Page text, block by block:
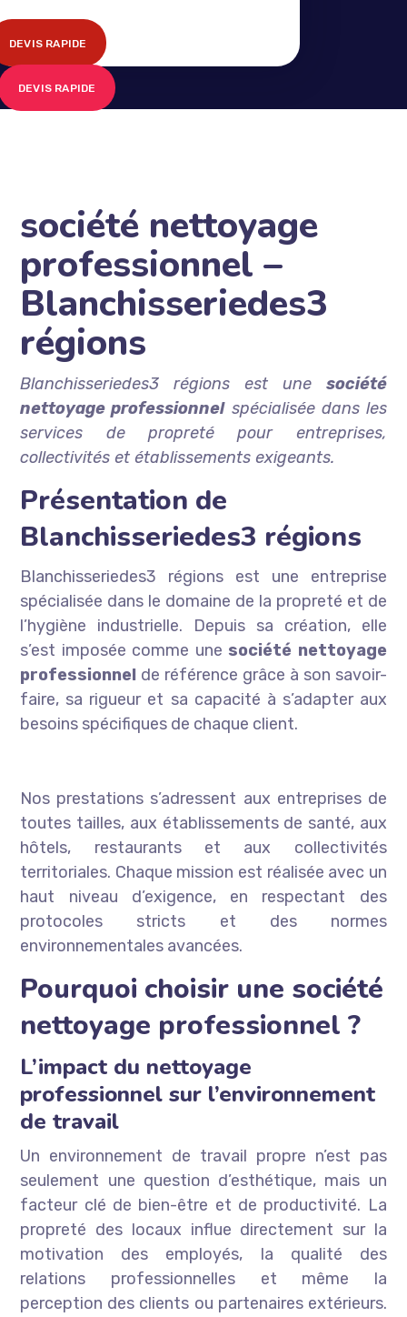
DEVIS RAPIDE
DEVIS RAPIDE
société nettoyage
professionnel –
Blanchisseriedes3
régions
Blanchisseriedes3 régions est une société
nettoyage professionnelspécialisée dans les
services de propreté pour entreprises,
collectivités et établissements exigeants.
Présentation de
Blanchisseriedes3 régions
Blanchisseriedes3 régions est une entreprise
spécialisée dans le domaine de la propreté et de
l’hygiène industrielle. Depuis sa création, elle
s’est imposée comme une société nettoyage
professionnel de référence grâce à son savoir-
faire, sa rigueur et sa capacité à s’adapter aux
besoins spécifiques de chaque client.
Nos prestations s’adressent aux entreprises de
toutes tailles, aux établissements de santé, aux
hôtels, restaurants et aux collectivités
territoriales. Chaque mission est réalisée avec un
haut niveau d’exigence, en respectant des
protocoles stricts et des normes
environnementales avancées.
Pourquoi choisir une société
nettoyage professionnel ?
L’impact du nettoyage
professionnel sur l’environnement
de travail
Un environnement de travail propre n’est pas
seulement une question d’esthétique, mais un
facteur clé de bien-être et de productivité. La
propreté des locaux influe directement sur la
motivation des employés, la qualité des
relations professionnelles et même la
perception des clients ou partenaires extérieurs.